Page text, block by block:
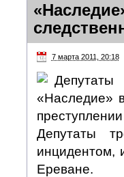
7 марта 2011, 20:18
Депутаты
«Наследие»
Депутаты
инцидентом,
Ереване.